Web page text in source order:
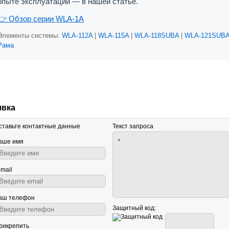
Обзор серии WLA-1A
системы: WLA-112A| WLA-115A| WLA-118SUBA| WLA-121SUBA
контактные данные
имя
телефон
Текст запроса
Защитный код: